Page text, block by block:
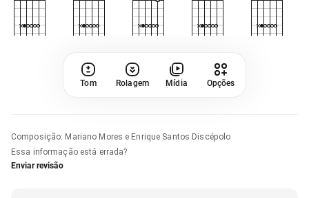
Tom Rolagem Mídia Opções
Composição: Mariano Mores e Enrique Santos Discépolo
Essa informação está errada?
Enviar revisão